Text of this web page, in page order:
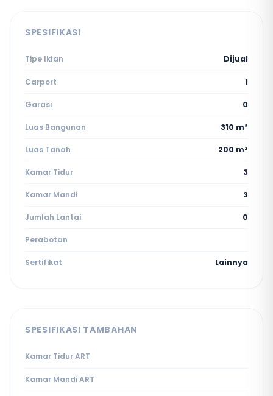
SPESIFIKASI
Tipe Iklan Dijual
Carport 1
Garasi 0
Luas Bangunan 310 m²
Luas Tanah 200 m²
Kamar Tidur 3
Kamar Mandi 3
Jumlah Lantai 0
Perabotan
Sertifikat Lainnya
SPESIFIKASI TAMBAHAN
Kamar Tidur ART
Kamar Mandi ART